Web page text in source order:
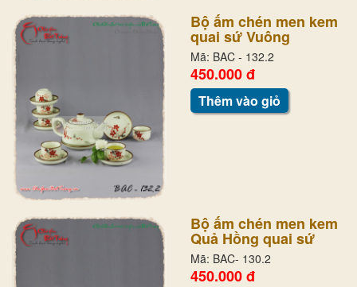
Bộ ấm chén men kem
quai sứ Vuông
Mã: BAC - 132.2
450.000 đ
Thêm vào giỏ
Bộ ấm chén men kem
Quả Hồng quai sứ
Mã: BAC- 130.2
450.000 đ